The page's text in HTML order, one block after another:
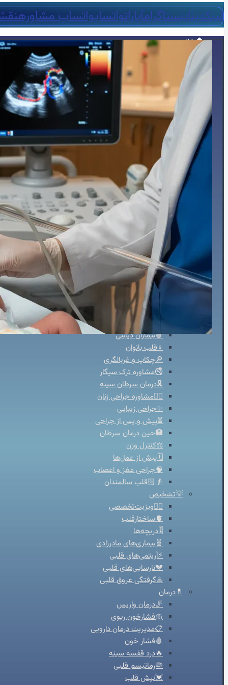
لینکدیناینستاگرامآپاراتواتساپواتساپ مشاوره
🏠خانه
🖥️خدمات تخصصی
📸اکو دو بعدی
🌐اکو سه بعدی
📽️اکو چهاربعدی
🏃‍♀️استرس اکو
🧪کانتراست اکو
🍴اکو از مری
📊اکو داپلر طیفی
💗اکو داپلر رنگی
🫀اکو داپلر بافتی TDI
💪استرین اکو
👶اکو جنینی
📉نوار قلب
⌚هولتر فشارخون
💓هولتر ضربان قلب
🚴‍♀️تست ورزش
💉آنژیوگرافی
🩺تشخیص‌ودرمان
💬مشاوره
🛡️مشاوره پیشگیری
🍎مشاوره تخصصی تغذیه
🩸بیماران دیابتی
♀️قلب بانوان
🔎چکاپ و غربالگری
🚭مشاوره ترک سیگار
🎗️درمان سرطان سینه
👩‍⚕️مشاوره جراحی زنان
✨جراحی زیبایی
⏳پیش و پس از جراحی
🏥حین درمان سرطان
⚖️کنترل وزن
🗓️پیش از عمل‌ها
🧠جراحی مغز و اعصاب
👴🏻قلب سالمندان
💡تشخیص
👨‍⚕️ویزیت‌تخصصی
🫀ساختارقلب
🎚️دریچه‌ها
🧬بیماری‌های مادرزادی
⚡آریتمی‌های قلبی
💔نارسایی‌های قلبی
♨️گرفتگی عروق قلبی
💊درمان
🦵درمان واریس
🫁فشارخون ریوی
📋مدیریت درمان دارویی
🩸فشار خون
🔥درد قفسه سینه
🦠رماتیسم قلبی
💓تپش قلب